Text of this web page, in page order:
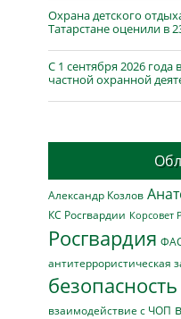
Охрана детского
Татарстане оценили в
С 1 сентября 2026 года
частной охранной
Александр Козлов
КС Росгвардии Корсовет
Росгвардия
антитеррористическая
безопасность
взаимодействие с ЧОП